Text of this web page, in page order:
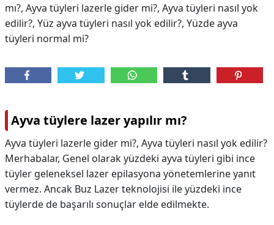
mı?, Ayva tüyleri lazerle gider mi?, Ayva tüyleri nasıl yok
edilir?, Yüz ayva tüyleri nasıl yok edilir?, Yüzde ayva
tüyleri normal mi?
Ayva tüylere lazer yapılır mı?
Ayva tüyleri lazerle gider mi?, Ayva tüyleri nasıl yok edilir?
Merhabalar, Genel olarak yüzdeki ayva tüyleri gibi ince
tüyler geleneksel lazer epilasyona yönetemlerine yanıt
vermez. Ancak Buz Lazer teknolojisi ile yüzdeki ince
tüylerde de başarılı sonuçlar elde edilmekte.